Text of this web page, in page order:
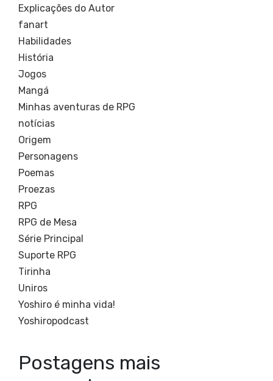
Explicações do Autor
fanart
Habilidades
História
Jogos
Mangá
Minhas aventuras de RPG
notícias
Origem
Personagens
Poemas
Proezas
RPG
RPG de Mesa
Série Principal
Suporte RPG
Tirinha
Uniros
Yoshiro é minha vida!
Yoshiropodcast
Postagens mais